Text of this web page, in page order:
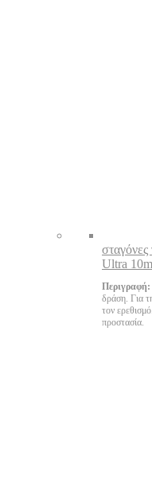
Ultra
Περιγραφή:
δράση. Για
τον
προστασία.